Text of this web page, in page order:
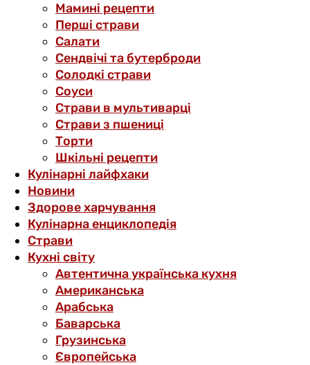
Мамині рецепти
Перші страви
Салати
Сендвічі та бутерброди
Солодкі страви
Соуси
Страви в мультиварці
Страви з пшениці
Торти
Шкільні рецепти
Кулінарні лайфхаки
Новини
Здорове харчування
Кулінарна енциклопедія
Страви
Кухні світу
Автентична українська кухня
Американська
Арабська
Баварська
Грузинська
Європейська